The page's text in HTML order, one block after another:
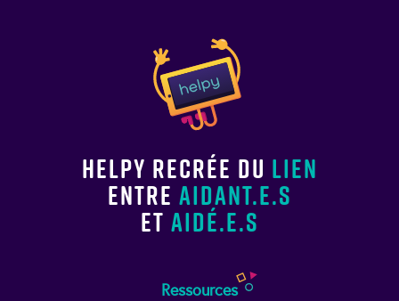
Helpy recrée du lien
entre aidant.e.s
et aidé.e.s
Ressources